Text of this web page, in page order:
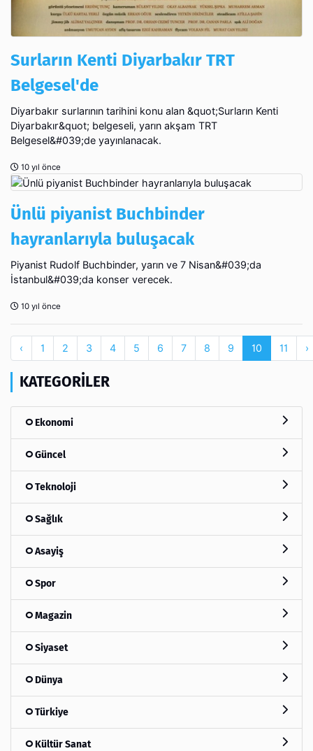
Surların Kenti Diyarbakır TRT
Belgesel'de
Diyarbakır surlarının tarihini konu alan &quot;Surların Kenti
Diyarbakır&quot; belgeseli, yarın akşam TRT
Belgesel&#039;de yayınlanacak.
10 yıl önce
Ünlü piyanist Buchbinder
hayranlarıyla buluşacak
Piyanist Rudolf Buchbinder, yarın ve 7 Nisan&#039;da
İstanbul&#039;da konser verecek.
10 yıl önce
‹ 1 2 3 4 5 6 7 8 9 10 11 ›
KATEGORILER
Ekonomi
Güncel
Teknoloji
Sağlık
Asayiş
Spor
Magazin
Siyaset
Dünya
Türkiye
Kültür Sanat